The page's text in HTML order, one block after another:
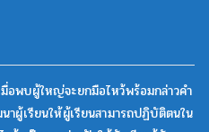
อพบผู้ใหญ่จะยกมือไหว้พร้อมกล่าวคำ
าผู้เรียนให้ผู้เรียนสามารถปฏิบัติตนใน